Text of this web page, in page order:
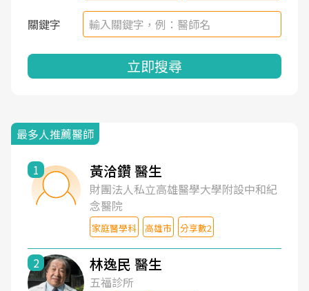
關鍵字
立即搜尋
最多人推薦醫師
1 黃洽鑽 醫生
財團法人私立高雄醫學大學附設中和紀
念醫院
家庭醫學科 高雄市 分享數2
2 林逸民 醫生
五福診所